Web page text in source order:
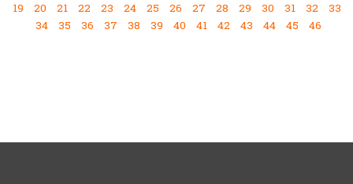
19
20 21 22 23 24 25 26 27 28 29 30 31 32
33
34
35 36 37 38 39 40 41 42 43 44 45 46